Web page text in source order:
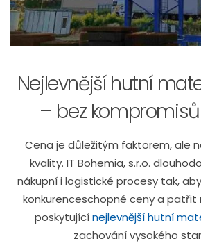
Nejlevnější hutní
– bez
Cena je důležitým faktorem, ale
kvality. IT Bohemia, s.r.o.
nákupní i logistické procesy tak,
konkurenceschopné ceny a
poskytujícínejlevnější hutní
zachování vysokého